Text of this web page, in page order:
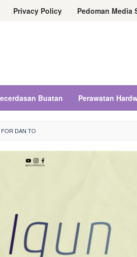
Privacy Policy Pedoman Media
Buatan Perawatan
DAN TO